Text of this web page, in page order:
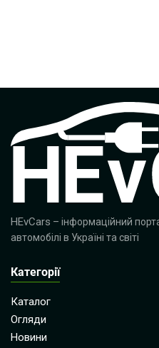
HEvCars – інформаційний
автомобілі в Україні та світі
Категорії
Каталог
Огляди
Новини